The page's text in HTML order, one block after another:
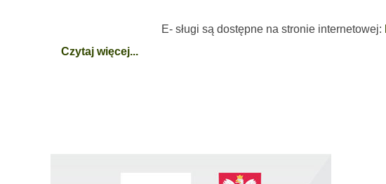
E- sługi są dostępne na stronie internetowej:
Czytaj więcej...